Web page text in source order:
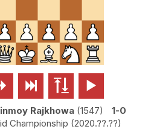
  
Rajkhowa 1547
1-0
Championship 2020.??.??